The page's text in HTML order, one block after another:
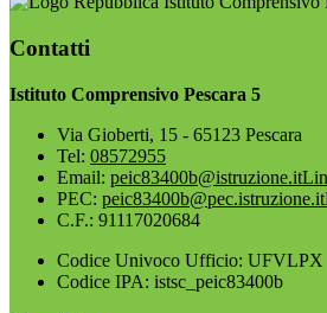
Contatti
Istituto Comprensivo Pescara 5
Via Gioberti, 15 - 65123 Pescara
Tel: 08572955
Email: peic83400b@istruzione.it
PEC: peic83400b@pec.istruzione.it
C.F.: 91117020684
Codice Univoco Ufficio: UFVLPX
Codice IPA: istsc_peic83400b